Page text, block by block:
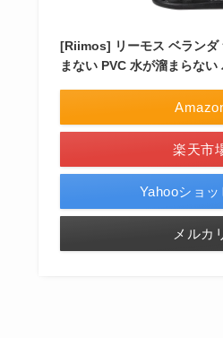
[Riimos] リーモス ベランダ
まない PVC 水が溜まらない
楽天市
Yahooショ
メルカ